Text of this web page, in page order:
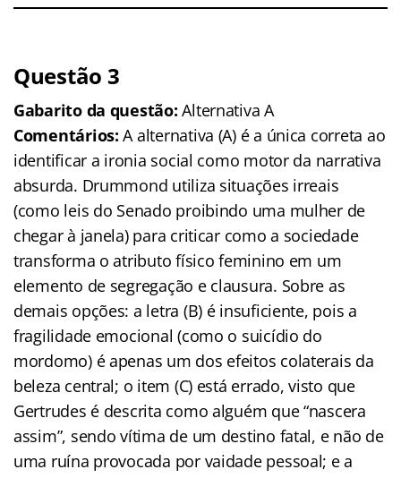
Questão 3
Gabarito da questão: Alternativa A
Comentários: A alternativa (A) é a única correta ao
identificar a ironia social como motor da narrativa
absurda. Drummond utiliza situações irreais
(como leis do Senado proibindo uma mulher de
chegar à janela) para criticar como a sociedade
transforma o atributo físico feminino em um
elemento de segregação e clausura. Sobre as
demais opções: a letra (B) é insuficiente, pois a
fragilidade emocional (como o suicídio do
mordomo) é apenas um dos efeitos colaterais da
beleza central; o item (C) está errado, visto que
Gertrudes é descrita como alguém que “nascera
assim”, sendo vítima de um destino fatal, e não de
uma ruína provocada por vaidade pessoal; e a